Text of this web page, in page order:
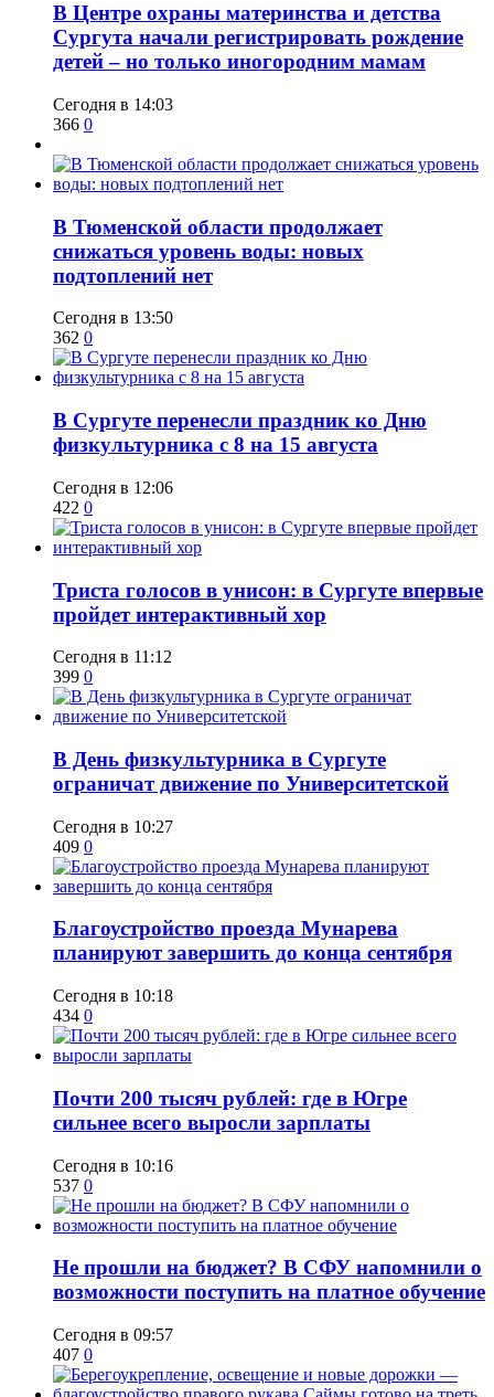
​В Центре охраны материнства и детства
Сургута начали регистрировать рождение
детей – но только иногородним мамам
Сегодня в 14:03
366 0
​В Тюменской области продолжает
снижаться уровень воды: новых
подтоплений нет
Сегодня в 13:50
362 0
​В Сургуте перенесли праздник ко Дню
физкультурника с 8 на 15 августа
Сегодня в 12:06
422 0
​Триста голосов в унисон: в Сургуте впервые
пройдет интерактивный хор
Сегодня в 11:12
399 0
​В День физкультурника в Сургуте
ограничат движение по Университетской
Сегодня в 10:27
409 0
Благоустройство проезда Мунарева
планируют завершить до конца сентября
Сегодня в 10:18
434 0
​Почти 200 тысяч рублей: где в Югре
сильнее всего выросли зарплаты
Сегодня в 10:16
537 0
Не прошли на бюджет? В СФУ напомнили о
возможности поступить на платное обучение
Сегодня в 09:57
407 0